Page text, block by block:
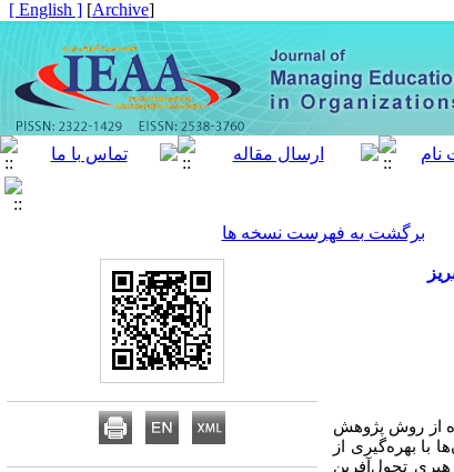
[
Archive
]
[ English ]
برگشت به فهرست نسخه ها
از روش پژوهش
کارکنان مدارس مقطع ابتدایی شهر تبریز بودند که تعداد 184 نفر از آن‌ها با بهره‌گیری از
تحول‌آفرین